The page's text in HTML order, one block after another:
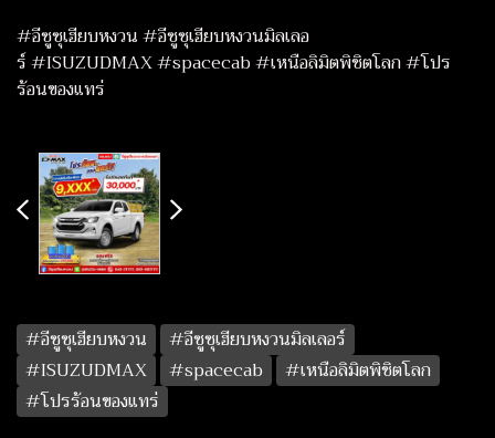
#อีซูซุเฮียบหงวน #อีซูซุเฮียบหงวนมิลเลอ
ร์ #ISUZUDMAX #spacecab #เหนือลิมิตพิชิตโลก #โปร
ร้อนของแทร่
#อีซูซุเฮียบหงวน
#อีซูซุเฮียบหงวนมิลเลอร์
#ISUZUDMAX
#spacecab
#เหนือลิมิตพิชิตโลก
#โปรร้อนของแทร่